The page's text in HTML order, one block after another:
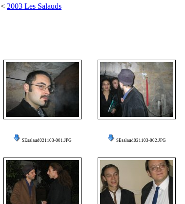
< 2003 Les Salauds
SEsalaud021103-001.JPG SEsalaud021103-002.JPG